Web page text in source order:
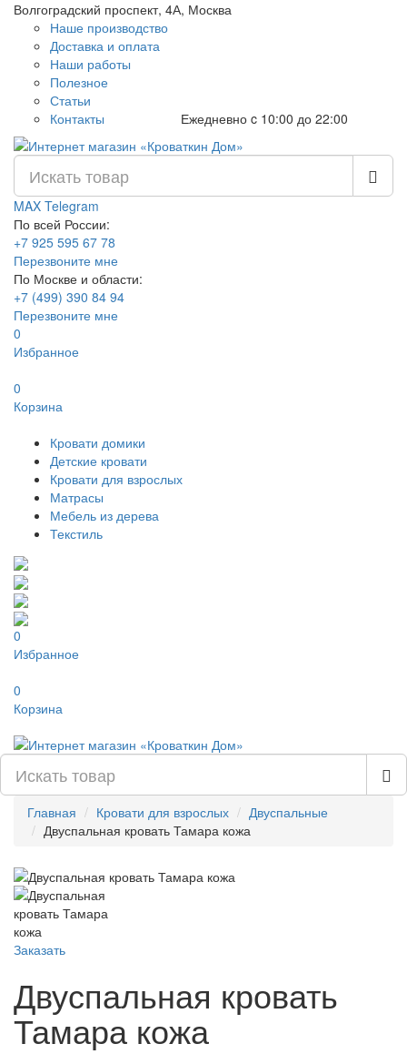
Волгоградский проспект, 4А, Москва
Наше производство
Доставка и оплата
Наши работы
Полезное
Статьи
Контакты
Ежедневно c 10:00 до 22:00
MAX Telegram
По всей России:
+7 925 595 67 78
Перезвоните мне
По Москве и области:
+7 (499) 390 84 94
Перезвоните мне
0
Избранное
0
Корзина
Кровати домики
Детские кровати
Кровати для взрослых
Матрасы
Мебель из дерева
Текстиль
0
Избранное
0
Корзина
Главная Кровати для взрослых
Двуспальные
Двуспальная кровать Тамара кожа
Заказать
Двуспальная кровать
Тамара кожа